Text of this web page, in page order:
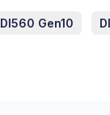
Dl560 Gen10